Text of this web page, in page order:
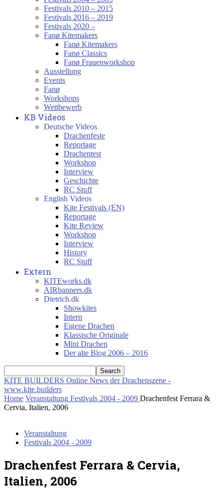
Festivals 2010 – 2015
Festivals 2016 – 2019
Festivals 2020 –
Fanø Kitemakers
Fanø Kitemakers
Fanø Classics
Fanø Frauenworkshop
Ausstellung
Events
Fanø
Workshops
Wettbewerb
KB Videos
Deutsche Videos
Drachenfeste
Reportage
Drachentest
Workshop
Interview
Geschichte
RC Stuff
English Videos
Kite Festivals (EN)
Reportage
Kite Review
Workshop
Interview
History
RC Stuff
Extern
KITEworks.dk
AIRbanners.dk
Dietrich.dk
Showkites
Intern
Eigene Drachen
Klassische Originale
Mini Drachen
Der alte Blog 2006 – 2016
KITE BUILDERS Online News der Drachenszene -
www.kite.builders
Home Veranstaltung Festivals 2004 - 2009 Drachenfest Ferrara &
Cervia, Italien, 2006
Veranstaltung
Festivals 2004 - 2009
Drachenfest Ferrara & Cervia,
Italien, 2006